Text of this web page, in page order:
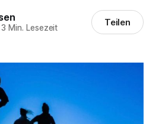
Min. Lesezeit Teilen